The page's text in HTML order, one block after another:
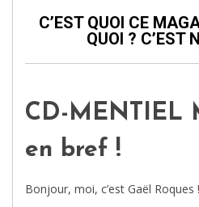
C’EST QUOI CE
QUOI ? C’EST
CD-MENTIEL
en bref !
Bonjour, moi, c’est Gaël Roques !